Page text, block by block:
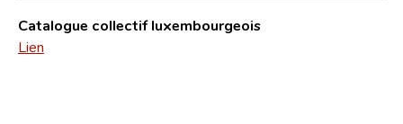
Catalogue collectif luxembourgeois
Lien